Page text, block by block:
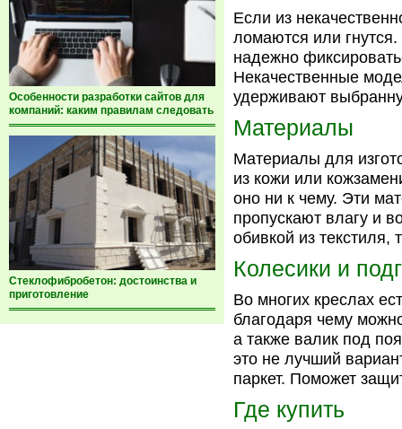
Особенности разработки сайтов для
компаний: каким правилам следовать
Стеклофибробетон: достоинства и
приготовление
Если из
ломаются или
надежно
Некачественные
удерживают
Материалы
Материалы для
из кожи или
оно ни к чему. Эти
пропускают влагу и
обивкой из текстиля,
Колесики и
Во многих креслах
благодаря чему
а также валик под
это не лучший
паркет. Поможет
Где купить